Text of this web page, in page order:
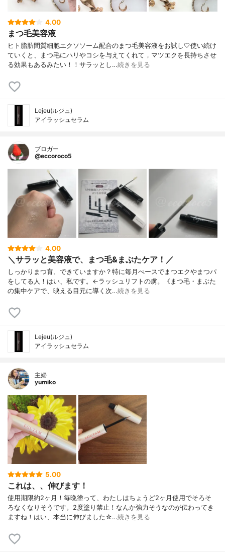
4.00
まつ毛美容液
ヒト脂肪間質細胞エクソソーム配合のまつ毛美容液をお試し🤍使い続け
ていくと、まつ毛にハリやコシを与えてくれて，マツエクを長持ちさせ
る効果もあるみたい！！サラッとし…続きを見る
Lejeu(ルジュ)
アイラッシュセラム
ブロガー
@eccoroco5
4.00
＼サラッと美容液で、まつ毛&まぶたケア！／
しっかりまつ育、できていますか？特に毎月ぺースでまつエクやまつパ
をしてる人！はい、私です。←ラッシュリフトの虜。《まつ毛・まぶた
の集中ケアで、映える目元に導く次…続きを見る
Lejeu(ルジュ)
アイラッシュセラム
主婦
yumiko
5.00
これは、、伸びます！
使用期限約2ヶ月！毎晩塗って、わたしはちょうど2ヶ月使用でそろそ
ろなくなりそうです。2度塗り禁止！なんか強力そうなのが伝わってき
ますね！はい、本当に伸びました☆…続きを見る